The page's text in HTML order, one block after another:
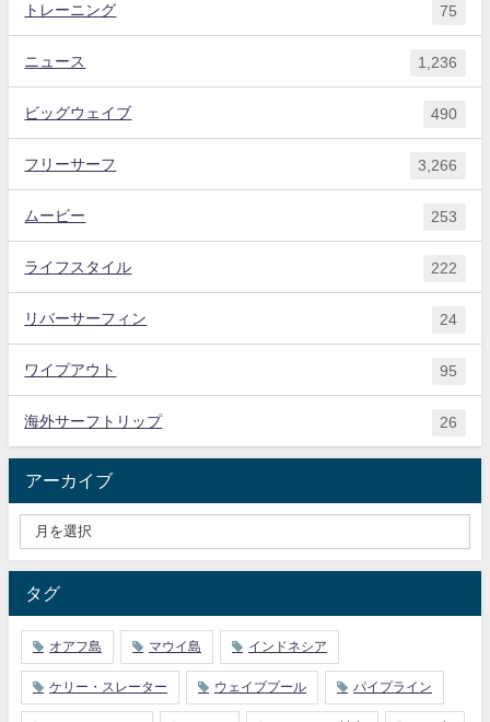
トレーニング 75
ニュース 1,236
ビッグウェイブ 490
フリーサーフ 3,266
ムービー 253
ライフスタイル 222
リバーサーフィン 24
ワイプアウト 95
海外サーフトリップ 26
アーカイブ
タグ
オアフ島 マウイ島 インドネシア
ケリー・スレーター ウェイブプール パイプライン